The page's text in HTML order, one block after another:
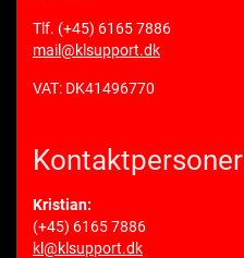
Tlf. (+45) 6165 7886
mail@klsupport.dk
VAT: DK41496770
Kontaktpersoner
Kristian:
(+45) 6165 7886
kl@klsupport.dk